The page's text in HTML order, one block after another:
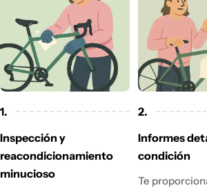
1.
Inspección y
reacondicionamiento
minucioso
2.
Informes
condición
Te